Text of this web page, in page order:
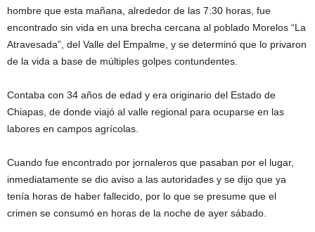
hombre que esta mañana, alrededor de las 7:30 horas, fue
encontrado sin vida en una brecha cercana al poblado Morelos “La
Atravesada”, del Valle del Empalme, y se determinó que lo privaron
de la vida a base de múltiples golpes contundentes.
Contaba con 34 años de edad y era originario del Estado de
Chiapas, de donde viajó al valle regional para ocuparse en las
labores en campos agrícolas.
Cuando fue encontrado por jornaleros que pasaban por el lugar,
inmediatamente se dio aviso a las autoridades y se dijo que ya
tenía horas de haber fallecido, por lo que se presume que el
crimen se consumó en horas de la noche de ayer sábado.